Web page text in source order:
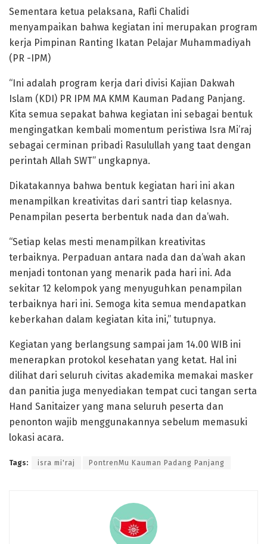
Sementara ketua pelaksana, Rafli Chalidi
menyampaikan bahwa kegiatan ini merupakan program
kerja Pimpinan Ranting Ikatan Pelajar Muhammadiyah
(PR -IPM)
“Ini adalah program kerja dari divisi Kajian Dakwah
Islam (KDI) PR IPM MA KMM Kauman Padang Panjang.
Kita semua sepakat bahwa kegiatan ini sebagai bentuk
mengingatkan kembali momentum peristiwa Isra Mi’raj
sebagai cerminan pribadi Rasulullah yang taat dengan
perintah Allah SWT” ungkapnya.
Dikatakannya bahwa bentuk kegiatan hari ini akan
menampilkan kreativitas dari santri tiap kelasnya.
Penampilan peserta berbentuk nada dan da’wah.
“Setiap kelas mesti menampilkan kreativitas
terbaiknya. Perpaduan antara nada dan da’wah akan
menjadi tontonan yang menarik pada hari ini. Ada
sekitar 12 kelompok yang menyuguhkan penampilan
terbaiknya hari ini. Semoga kita semua mendapatkan
keberkahan dalam kegiatan kita ini,” tutupnya.
Kegiatan yang berlangsung sampai jam 14.00 WIB ini
menerapkan protokol kesehatan yang ketat. Hal ini
dilihat dari seluruh civitas akademika memakai masker
dan panitia juga menyediakan tempat cuci tangan serta
Hand Sanitaizer yang mana seluruh peserta dan
penonton wajib menggunakannya sebelum memasuki
lokasi acara.
Tags: isra mi'raj PontrenMu Kauman Padang Panjang